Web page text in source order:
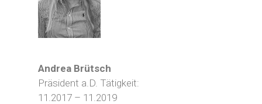
Andrea Brütsch
Präsident a.D. Tätigkeit:
11.2017 – 11.2019